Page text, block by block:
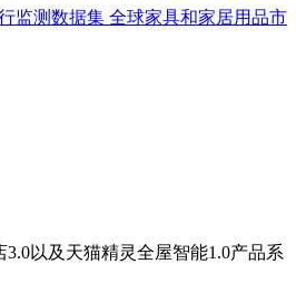
监测数据集 全球家具和家居用品市
以及天猫精灵全屋智能1.0产品系